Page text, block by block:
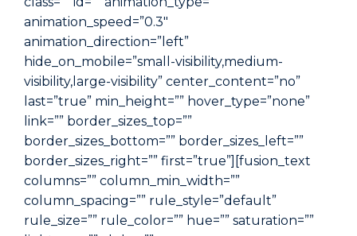
animation_speed=”0.3″
animation_direction=”left”
hide_on_mobile=”small-visibility,medium-
visibility,large-visibility” center_content=”no”
last=”true” min_height=”” hover_type=”none”
link=”” border_sizes_top=””
border_sizes_bottom=”” border_sizes_left=””
border_sizes_right=”” first=”true”][fusion_text
columns=”” column_min_width=””
column_spacing=”” rule_style=”default”
rule_size=”” rule_color=”” hue=”” saturation=””